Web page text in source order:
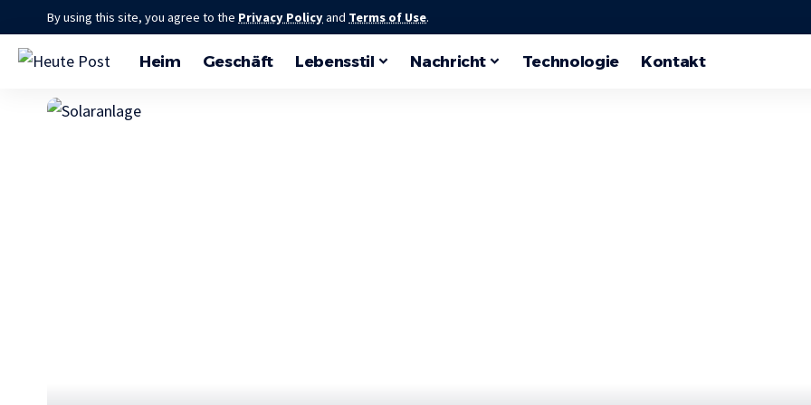
By using this site, you agree to the Privacy Policyand Terms of Use.
Heim Geschäft Lebensstil Nachricht Technologie Kontakt